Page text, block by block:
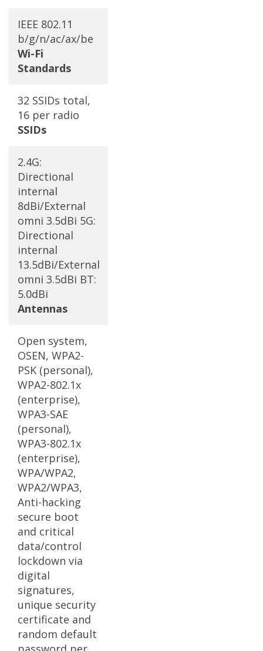
Wi-Fi
Standards
IEEE 802.11
b/g/n/ac/ax/be
SSIDs
32 SSIDs total,
16 per radio
Antennas
2.4G:
Directional
internal
8dBi/External
omni 3.5dBi 5G:
Directional
internal
13.5dBi/External
omni 3.5dBi BT:
5.0dBi
Open system,
OSEN, WPA2-
PSK (personal),
WPA2-802.1x
(enterprise),
WPA3-SAE
(personal),
WPA3-802.1x
(enterprise),
WPA/WPA2,
WPA2/WPA3,
Anti-hacking
secure boot
and critical
data/control
lockdown via
digital
signatures,
unique security
certificate and
random default